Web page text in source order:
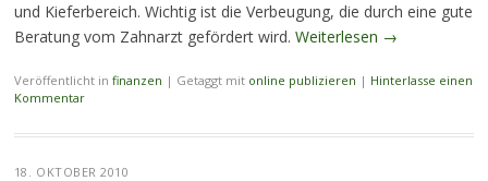
und Kieferbereich. Wichtig ist die Verbeugung, die durch eine gute
Beratung vom Zahnarzt gefördert wird. Weiterlesen →
Veröffentlicht in finanzen | Getaggt mit online publizieren | Hinterlasse einen
Kommentar
18. OKTOBER 2010